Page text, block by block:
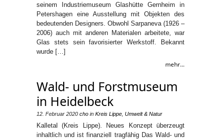
seinem Industriemuseum Glashütte Gernheim in
Petershagen eine Ausstellung mit Objekten des
bedeutenden Designers. Obwohl Sarpaneva (1926 –
2006) auch mit anderen Materialen arbeitete, war
Glas stets sein favorisierter Werkstoff. Bekannt
wurde […]
mehr...
Wald- und Forstmuseum
in Heidelbeck
12. Februar 2020 cho in Kreis Lippe Umwelt & Natur
Kalletal (Kreis Lippe). Neues Konzept überzeugt
inhaltlich und ist finanziell tragfähig Das Wald- und